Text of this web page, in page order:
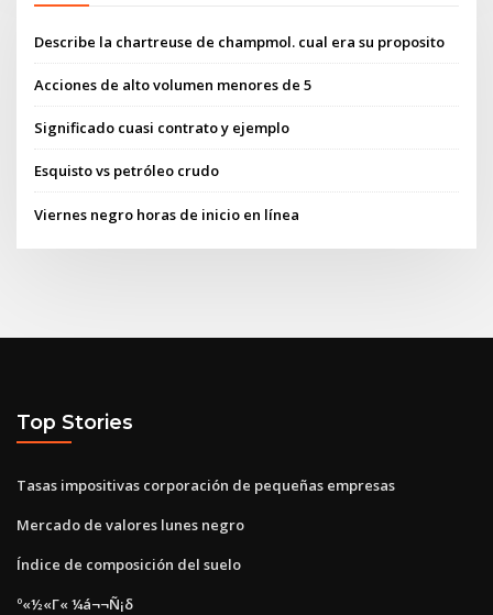
Describe la chartreuse de champmol. cual era su proposito
Acciones de alto volumen menores de 5
Significado cuasi contrato y ejemplo
Esquisto vs petróleo crudo
Viernes negro horas de inicio en línea
Top Stories
Tasas impositivas corporación de pequeñas empresas
Mercado de valores lunes negro
Índice de composición del suelo
º«½«Γ« ¼á¬¬Ñ¡δ